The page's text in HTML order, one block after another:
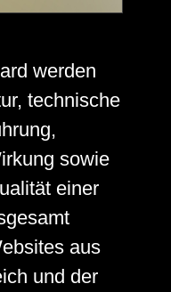
werden
technische
sowie
einer
aus
und der